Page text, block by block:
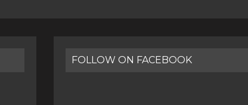
FOLLOW ON FACEBOOK